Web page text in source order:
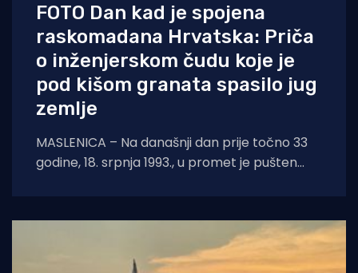
FOTO Dan kad je spojena
raskomadana Hrvatska: Priča
o inženjerskom čudu koje je
pod kišom granata spasilo jug
zemlje
MASLENICA – Na današnji dan prije točno 33
godine, 18. srpnja 1993., u promet je pušten